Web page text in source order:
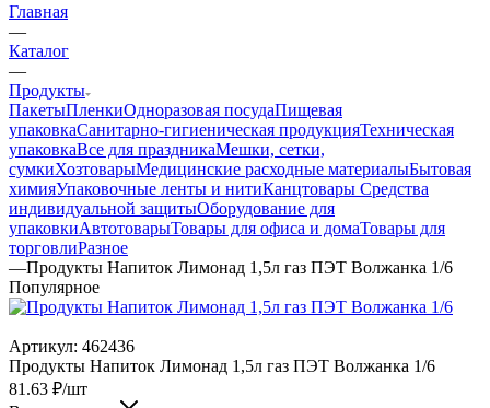
Главная
—
Каталог
—
Продукты
ПакетыПленкиОдноразовая посудаПищевая
упаковкаСанитарно-гигиеническая продукцияТехническая
упаковкаВсе для праздникаМешки, сетки,
сумкиХозтоварыМедицинские расходные материалыБытовая
химияУпаковочные ленты и нитиКанцтовары Средства
индивидуальной защитыОборудование для
упаковкиАвтотоварыТовары для офиса и домаТовары для
торговлиРазное
—Продукты Напиток Лимонад 1,5л газ ПЭТ Волжанка 1/6
Популярное
Артикул: 462436
Продукты Напиток Лимонад 1,5л газ ПЭТ Волжанка 1/6
81.63 ₽/шт